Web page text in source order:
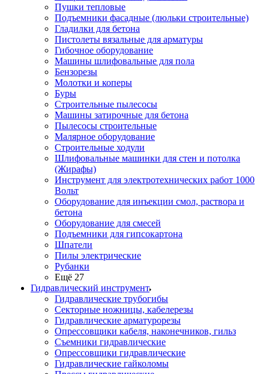
Пушки тепловые
Подъемники фасадные (люльки строительные)
Гладилки для бетона
Пистолеты вязальные для арматуры
Гибочное оборудование
Машины шлифовальные для пола
Бензорезы
Молотки и коперы
Буры
Строительные пылесосы
Машины затирочные для бетона
Пылесосы строительные
Малярное оборудование
Строительные ходули
Шлифовальные машинки для стен и потолка
(Жирафы)
Инструмент для электротехнических работ 1000
Вольт
Оборудование для инъекции смол, раствора и
бетона
Оборудование для смесей
Подъемники для гипсокартона
Шпатели
Пилы электрические
Рубанки
Ещё 27
Гидравлический инструмент
Гидравлические трубогибы
Секторные ножницы, кабелерезы
Гидравлические арматурорезы
Опрессовщики кабеля, наконечников, гильз
Съемники гидравлические
Опрессовщики гидравлические
Гидравлические гайколомы